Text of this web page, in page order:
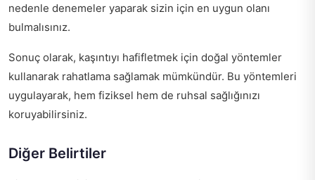
nedenle denemeler yaparak sizin için en uygun olanı
bulmalısınız.
Sonuç olarak, kaşıntıyı hafifletmek için doğal yöntemler
kullanarak rahatlama sağlamak mümkündür. Bu yöntemleri
uygulayarak, hem fiziksel hem de ruhsal sağlığınızı
koruyabilirsiniz.
Diğer Belirtiler